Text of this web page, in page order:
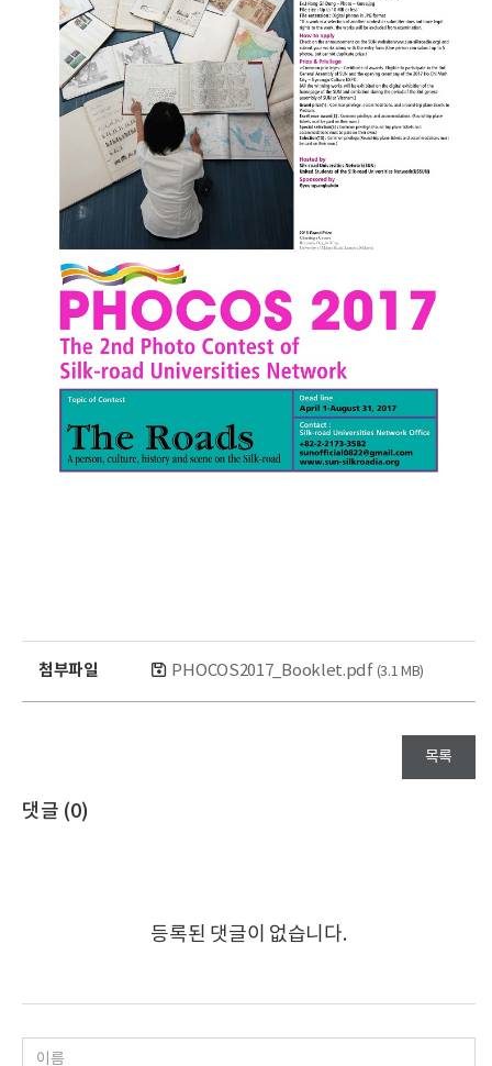
첨부파일 PHOCOS2017_Booklet.pdf (3.1 MB)
목록
댓글 (0)
등록된 댓글이 없습니다.